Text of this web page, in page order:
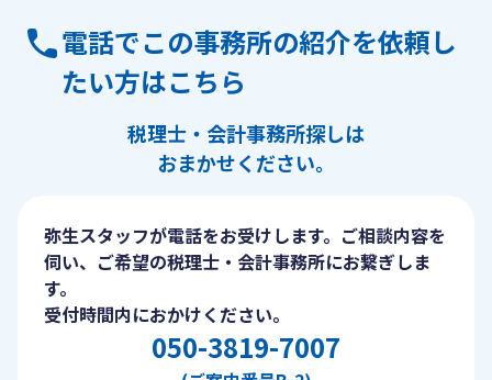
電話でこの事務所の紹介を依頼し
たい方はこちら
税理士・会計事務所探しは
おまかせください。
弥生スタッフが電話をお受けします。ご相談内容を
伺い、ご希望の税理士・会計事務所にお繋ぎしま
す。
受付時間内におかけください。
050-3819-7007